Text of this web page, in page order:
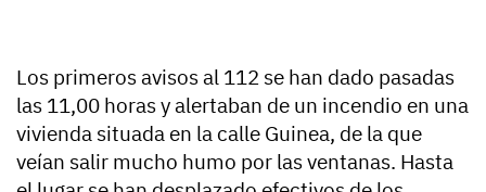
Los primeros avisos al 112 se han dado pasadas
las 11,00 horas y alertaban de un incendio en una
vivienda situada en la calle Guinea, de la que
veían salir mucho humo por las ventanas. Hasta